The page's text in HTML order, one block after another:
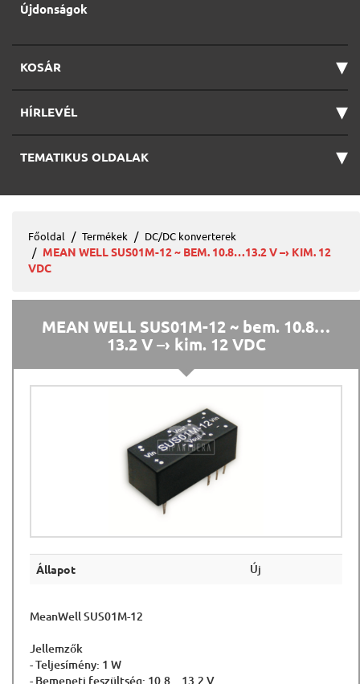
Újdonságok
KOSÁR ▾
HÍRLEVÉL ▾
TEMATIKUS OLDALAK ▾
Főoldal Termékek DC/DC konverterek
MEAN WELL SUS01M-12 ~ BEM. 10.8…13.2 V –› KIM. 12
VDC
MEAN WELL SUS01M-12 ~ bem. 10.8…
13.2 V –› kim. 12 VDC
Állapot Új
MeanWell SUS01M-12
Jellemzők
- Teljesímény: 1 W
- Bemeneti feszültség: 10.8…13.2 V